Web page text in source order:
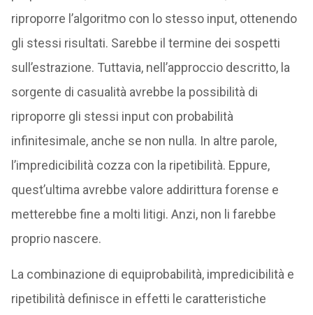
riproporre l’algoritmo con lo stesso input, ottenendo
gli stessi risultati. Sarebbe il termine dei sospetti
sull’estrazione. Tuttavia, nell’approccio descritto, la
sorgente di casualità avrebbe la possibilità di
riproporre gli stessi input con probabilità
infinitesimale, anche se non nulla. In altre parole,
l’impredicibilità cozza con la ripetibilità. Eppure,
quest’ultima avrebbe valore addirittura forense e
metterebbe fine a molti litigi. Anzi, non li farebbe
proprio nascere.
La combinazione di equiprobabilità, impredicibilità e
ripetibilità definisce in effetti le caratteristiche